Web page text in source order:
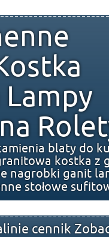
blaty do
kostka z
nagrobki ganit
stołowe
cennik